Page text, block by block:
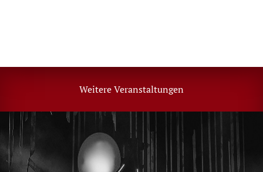
Weitere Veranstaltungen